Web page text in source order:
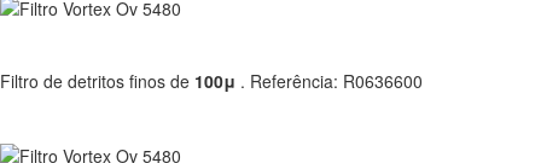
Filtro de detritos finos de 100μ . Referência: R0636600